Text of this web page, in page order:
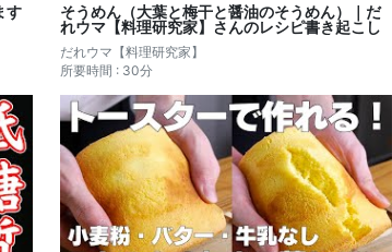
す
そうめん（大葉と梅干と醤油のそうめん）｜だ
れウマ【料理研究家】さんのレシピ書き起こし
だれウマ【料理研究家】
所要時間 : 30分